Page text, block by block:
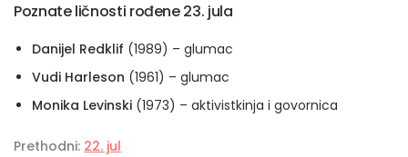
Poznate ličnosti rođene 23. jula
Danijel Redklif (1989) – glumac
Vudi Harleson (1961) – glumac
Monika Levinski (1973) – aktivistkinja i govornica
Prethodni: 22. jul